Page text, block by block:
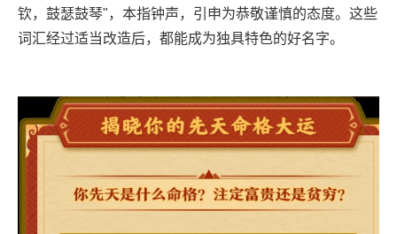
钦，鼓瑟鼓琴"，本指钟声，引申为恭敬谨慎的态度。这些
词汇经过适当改造后，都能成为独具特色的好名字。